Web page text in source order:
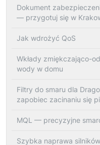
Dokument
— przygotuj się w
Jak wdrożyć QoS
Wkłady zmiękczająco-
wody w domu
Filtry do smaru dla
zapobiec zacinaniu się
MQL — precyzyjne
Szybka naprawa